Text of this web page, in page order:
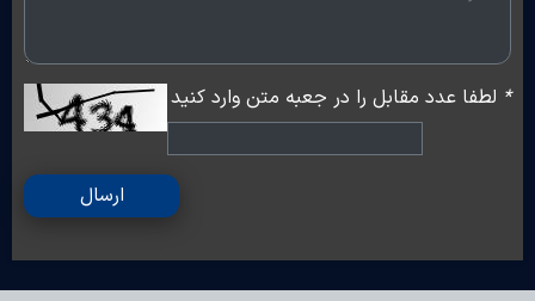
* لطفا عدد مقابل را در جعبه متن وارد کنید
ارسال